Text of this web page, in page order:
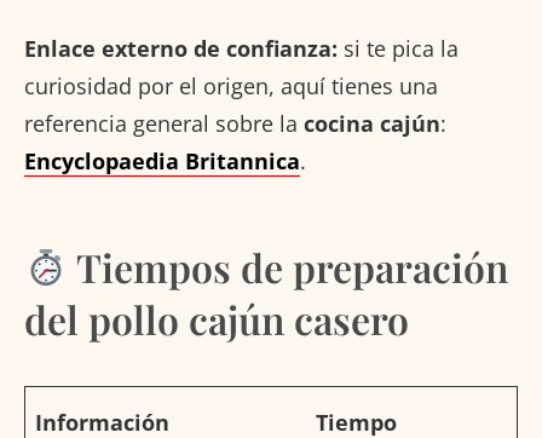
Enlace externo de confianza: si te pica la
curiosidad por el origen, aquí tienes una
referencia general sobre la cocina cajún:
Encyclopaedia Britannica.
Tiempos de preparación
del pollo cajún casero
Información Tiempo